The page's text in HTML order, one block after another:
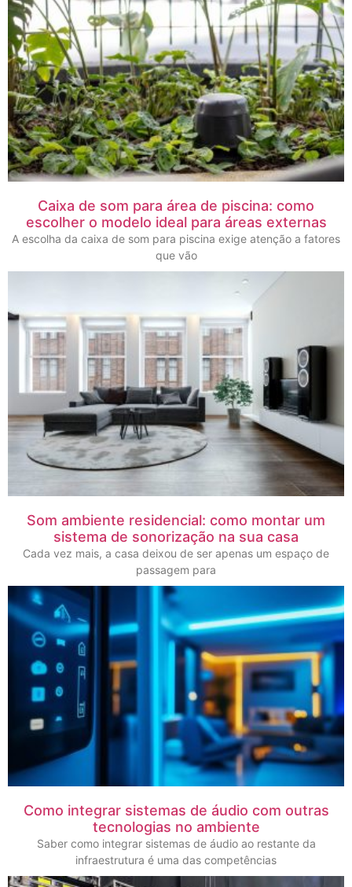
Caixa de som para área de piscina: como
escolher o modelo ideal para áreas externas
A escolha da caixa de som para piscina exige atenção a fatores
que vão
Som ambiente residencial: como montar um
sistema de sonorização na sua casa
Cada vez mais, a casa deixou de ser apenas um espaço de
passagem para
Como integrar sistemas de áudio com outras
tecnologias no ambiente
Saber como integrar sistemas de áudio ao restante da
infraestrutura é uma das competências